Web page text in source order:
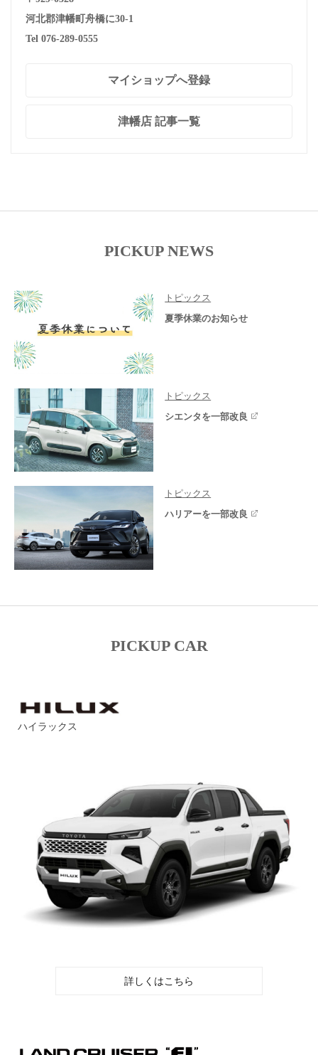
河北郡津幡町舟橋に30-1
Tel 076-289-0555
マイショップへ登録
津幡店 記事一覧
PICKUP NEWS
トピックス
夏季休業のお知らせ
トピックス
シエンタを一部改良
トピックス
ハリアーを一部改良
PICKUP CAR
ハイラックス
詳しくはこちら